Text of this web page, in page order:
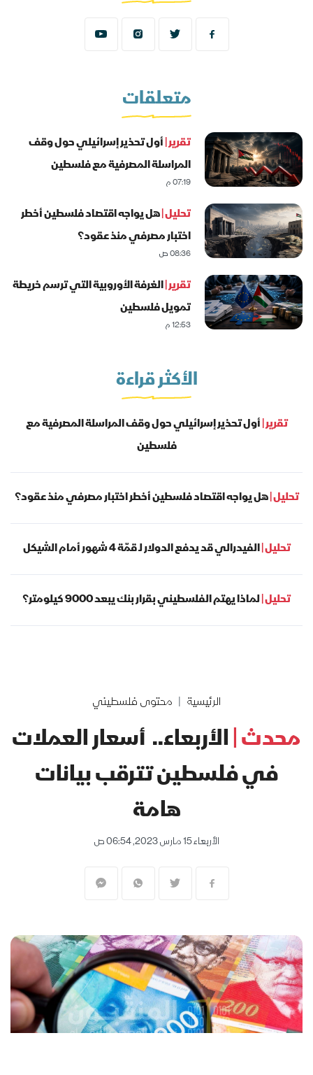
متعلقات
تقرير |أول تحذير إسرائيلي حول وقف
المراسلة المصرفية مع فلسطين
07:19 م
تحليل |هل يواجه اقتصاد فلسطين أخطر
اختبار مصرفي منذ عقود؟
08:36 ص
تقرير |الغرفة الأوروبية التي ترسم خريطة
تمويل فلسطين
12:53 م
الأكثر قراءة
تقرير |أول تحذير إسرائيلي حول وقف المراسلة المصرفية مع
فلسطين
تحليل |هل يواجه اقتصاد فلسطين أخطر اختبار مصرفي منذ عقود؟
تحليل |الفيدرالي قد يدفع الدولار لـ قمّة 4 شهور أمام الشيكل
تحليل |لماذا يهتم الفلسطيني بقرار بنك يبعد 9000 كيلومتر؟
الرئيسية محتوى فلسطيني
محدث |الأربعاء.. أسعار العملات
في فلسطين تترقب بيانات
هامة
الأربعاء 15 مارس 2023, 06:54 ص